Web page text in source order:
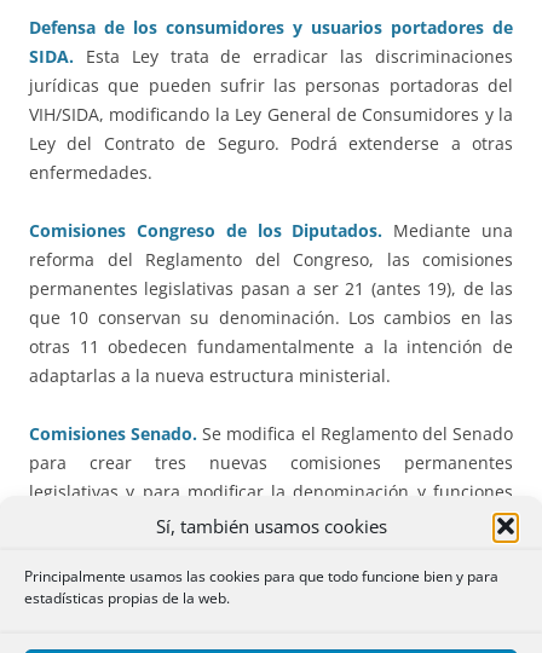
Sí, también usamos cookies
Principalmente usamos las cookies para que todo funcione bien y para
estadísticas propias de la web.
Defensa de los consumidores y usuarios portadores de
SIDA. Esta Ley trata de erradicar las discriminaciones
jurídicas que pueden sufrir las personas portadoras del
VIH/SIDA, modificando la Ley General de Consumidores y la
Ley del Contrato de Seguro. Podrá extenderse a otras
enfermedades.
Comisiones Congreso de los Diputados. Mediante una
reforma del Reglamento del Congreso, las comisiones
permanentes legislativas pasan a ser 21 (antes 19), de las
que 10 conservan su denominación. Los cambios en las
otras 11 obedecen fundamentalmente a la intención de
adaptarlas a la nueva estructura ministerial.
Comisiones Senado. Se modifica el Reglamento del Senado
para crear tres nuevas comisiones permanentes
legislativas y para modificar la denominación y funciones
de otras para adaptarlas a la reciente reforma en la
Disposiciones Autonómicas.